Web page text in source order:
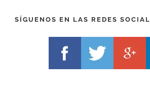
SÍGUENOS EN LAS REDES